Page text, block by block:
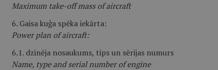
Maximum take-off mass of aircraft
6. Gaisa kuģa spēka iekārta:
Power plan of aircraft:
6.1. dzinēja nosaukums, tips un sērijas numurs
Name, type and serial number of engine